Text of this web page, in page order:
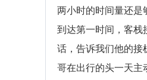
两小时的时间量还是
到达第一时间，客栈
话，告诉我们他的接
哥在出行的头一天主